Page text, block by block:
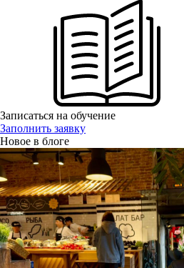
Записаться на обучение
Заполнить заявку
Новое в блоге